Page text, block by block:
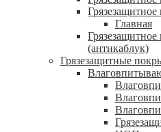
Главная
(антикаблук)
Грязезащитные